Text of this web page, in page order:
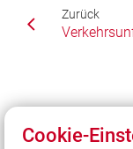
Zurück
Cookie-